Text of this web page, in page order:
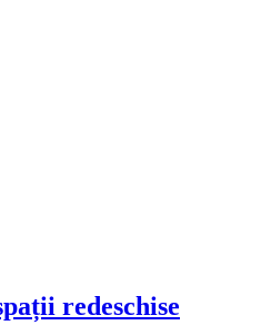
redeschise